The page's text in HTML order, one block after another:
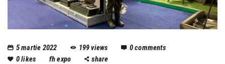
5 martie 2022 199views 0comments
0likes fh expo share